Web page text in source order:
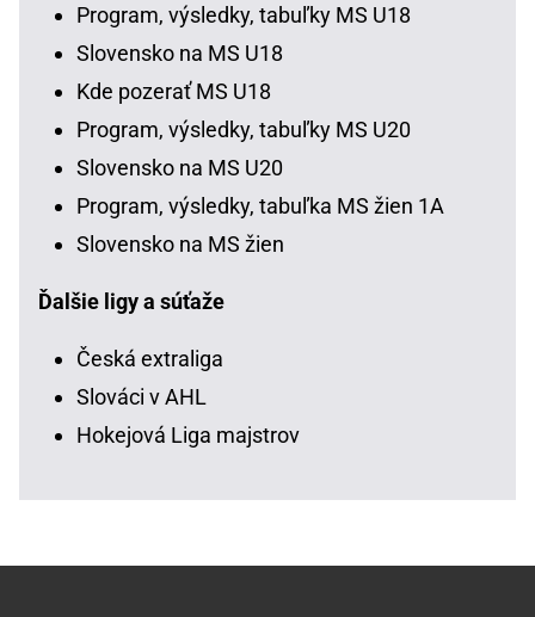
Program, výsledky, tabuľky MS U18
Slovensko na MS U18
Kde pozerať MS U18
Program, výsledky, tabuľky MS U20
Slovensko na MS U20
Program, výsledky, tabuľka MS žien 1A
Slovensko na MS žien
Ďalšie ligy a súťaže
Česká extraliga
Slováci v AHL
Hokejová Liga majstrov